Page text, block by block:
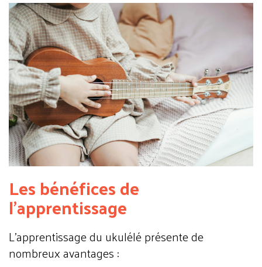
Les bénéfices de
l'apprentissage
L'apprentissage du ukulélé présente de
nombreux avantages :